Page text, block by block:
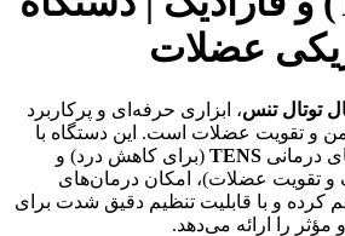
عضلات
، ابزاری حرفه‌ای و پرکاربرد
و تقویت عضلات است. این دستگاه با
درمانی TENS (برای کاهش درد) و
و تقویت عضلات)، امکان درمان‌های
کرده و با قابلیت تنظیم دقیق شدت برای
مؤثر را ارائه می‌دهد.